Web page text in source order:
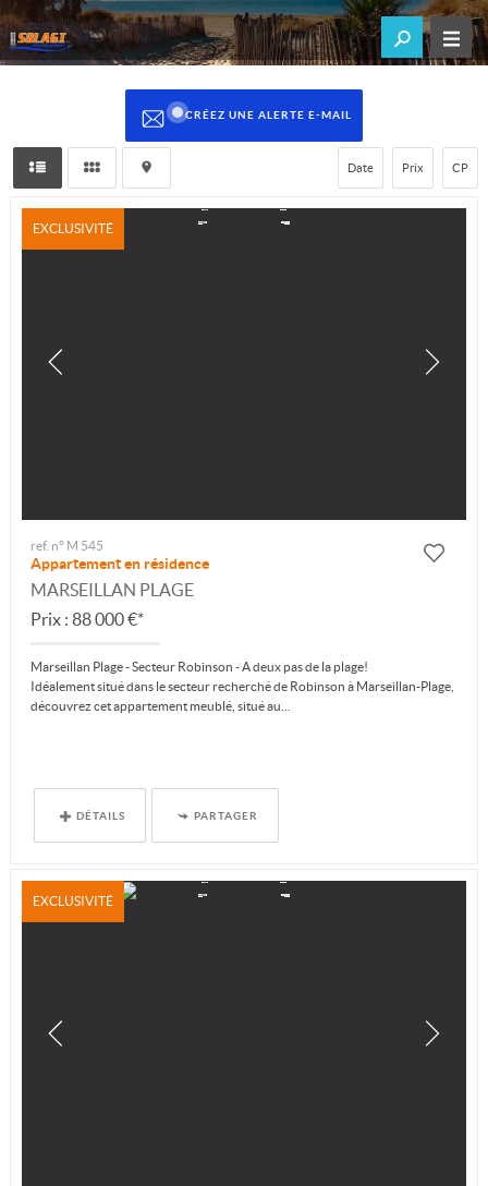
CRÉEZ UNE ALERTE E-MAIL
Date Prix CP
EXCLUSIVITÉ
ref. n° M 545
Appartement en résidence
MARSEILLAN PLAGE
Prix : 88 000 €*
Marseillan Plage - Secteur Robinson - A deux pas de la plage!
Idéalement situé dans le secteur recherché de Robinson à Marseillan-Plage,
découvrez cet appartement meublé, situé au...
DÉTAILS PARTAGER
EXCLUSIVITÉ